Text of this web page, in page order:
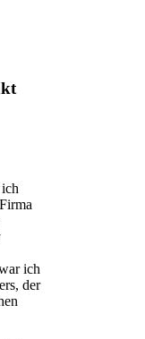
ich
der